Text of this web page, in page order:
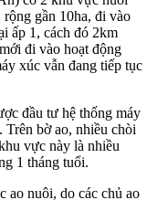
gần 10ha, đi vào
ấp 1, cách đó 2km
đi vào hoạt động
xúc vẫn đang tiếp tục
đầu tư hệ thống máy
Trên bờ ao, nhiều chòi
vực này là nhiều
1 tháng tuổi.
ao nuôi, do các chủ ao